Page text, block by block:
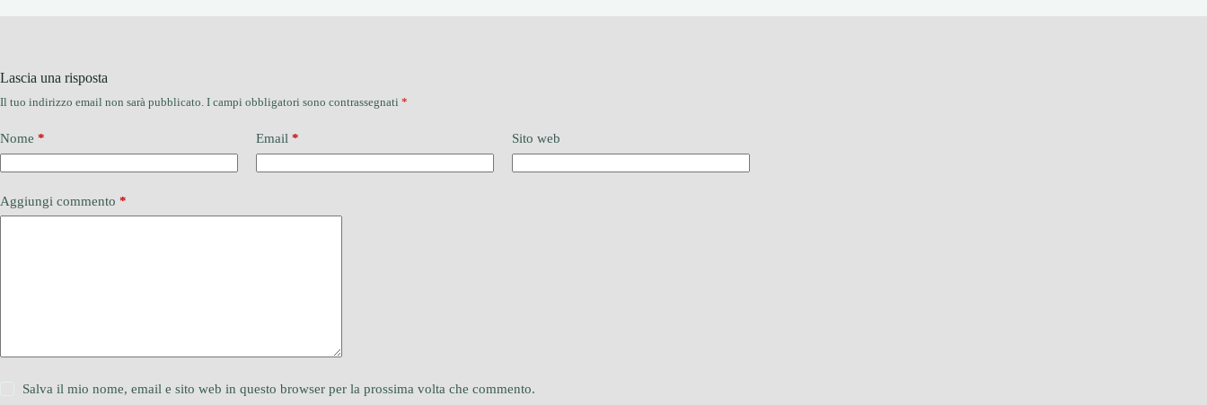
Lascia una risposta
Il tuo indirizzo email non sarà pubblicato. I campi obbligatori sono contrassegnati *
Nome * Email * Sito web
Aggiungi commento *
Salva il mio nome, email e sito web in questo browser per la prossima volta che commento.